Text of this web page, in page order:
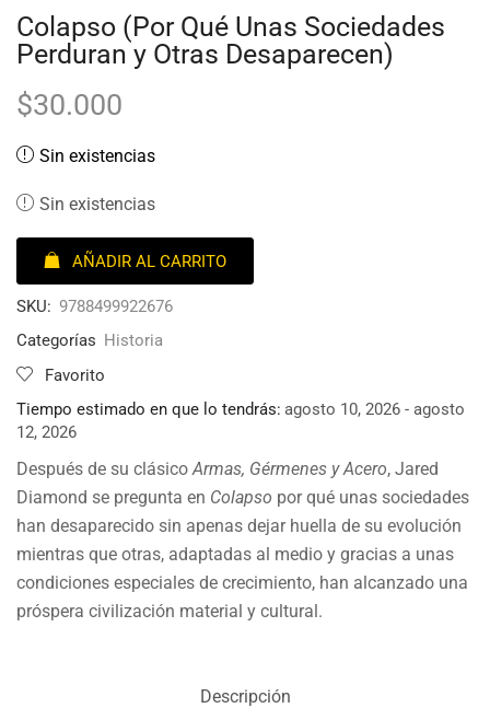
Colapso (Por Qué Unas Sociedades
Perduran y Otras Desaparecen)
$30.000
Sin existencias
Sin existencias
AÑADIR AL CARRITO
SKU: 9788499922676
Categorías Historia
Favorito
Tiempo estimado en que lo tendrás: agosto 10, 2026 - agosto
12, 2026
Después de su clásico Armas, Gérmenes y Acero, Jared
Diamond se pregunta en Colapso por qué unas sociedades
han desaparecido sin apenas dejar huella de su evolución
mientras que otras, adaptadas al medio y gracias a unas
condiciones especiales de crecimiento, han alcanzado una
próspera civilización material y cultural.
Descripción